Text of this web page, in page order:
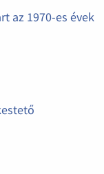
az 1970-es évek